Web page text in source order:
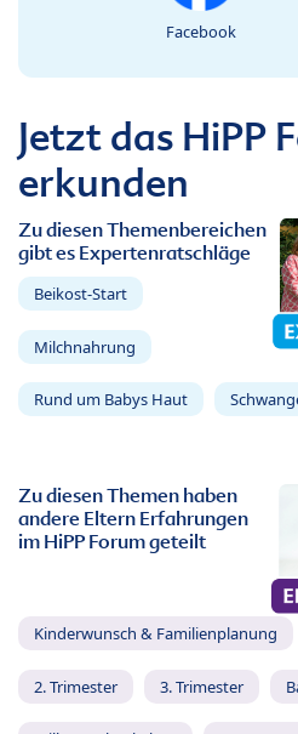
Facebook
Jetzt das HiPP
erkunden
Zu diesen Themenbereichen
gibt es Expertenratschläge
Beikost-Start
Milchnahrung
Rund um Babys Haut
Zu diesen Themen haben
andere Eltern Erfahrungen
im HiPP Forum geteilt
Kinderwunsch & Familienplanung
2. Trimester 3. Trimester